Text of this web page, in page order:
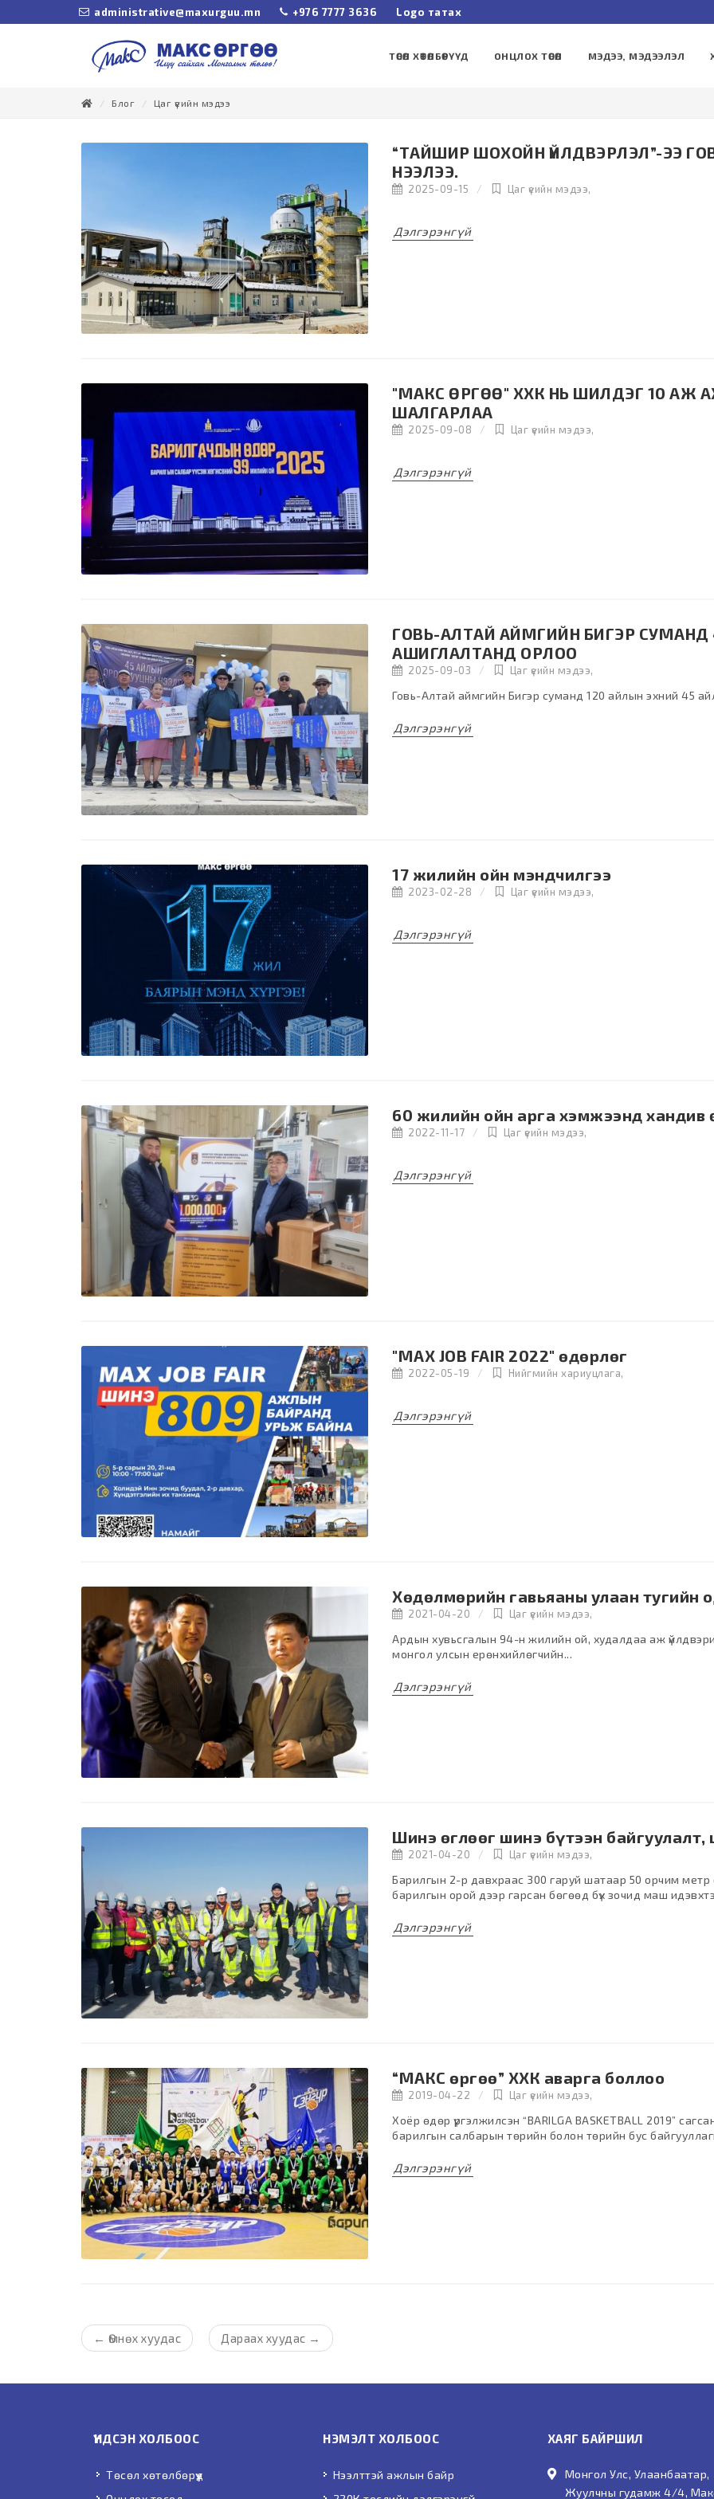
administrative@maxurguu.mn +976 7777 3636
Logo татах
ТӨСӨЛ ХӨТӨЛБӨРҮҮД ОНЦЛОХ ТӨСӨЛ МЭДЭЭ, МЭДЭЭЛЭЛ
Блог Цаг үеийн мэдээ
“ТАЙШИР ШОХОЙН ҮЙЛДВЭРЛЭЛ”-ЭЭ
НЭЭЛЭЭ.
2025-09-15 Цаг үеийн мэдээ,
Дэлгэрэнгүй
"МАКС ӨРГӨӨ" ХХК НЬ ШИЛДЭГ 10 АЖ
ШАЛГАРЛАА
2025-09-08 Цаг үеийн мэдээ,
Дэлгэрэнгүй
ГОВЬ-АЛТАЙ АЙМГИЙН БИГЭР СУМАНД
АШИГЛАЛТАНД ОРЛОО
2025-09-03 Цаг үеийн мэдээ,
Говь-Алтай аймгийн Бигэр суманд 120 айлын эхний 45
Дэлгэрэнгүй
17 жилийн ойн мэндчилгээ
2023-02-28 Цаг үеийн мэдээ,
Дэлгэрэнгүй
60 жилийн ойн арга хэмжээнд хандив
2022-11-17 Цаг үеийн мэдээ,
Дэлгэрэнгүй
"MAX JOB FAIR 2022" өдөрлөг
2022-05-19 Нийгмийн хариуцлага,
Дэлгэрэнгүй
Хөдөлмөрийн гавьяаны улаан тугийн
2021-04-20 Цаг үеийн мэдээ,
Ардын хувьсгалын 94-н жилийн ой, худалдаа аж
монгол улсын ерөнхийлөгчийн...
Дэлгэрэнгүй
Шинэ өглөөг шинэ бүтээн байгуулалт,
2021-04-20 Цаг үеийн мэдээ,
Барилгын 2-р давхраас 300 гаруй шатаар 50 орчим
барилгын орой дээр гарсан бөгөөд бүх зочид маш
Дэлгэрэнгүй
“МАКС өргөө” ХХК аварга боллоо
2019-04-22 Цаг үеийн мэдээ,
Хоёр өдөр үргэлжилсэн “BARILGA BASKETBALL 2019”
барилгын салбарын төрийн болон төрийн бус
Дэлгэрэнгүй
← Өмнөх хуудас Дараах хуудас →
ҮНДСЭН ХОЛБООС
Төсөл хөтөлбөрүүд
НЭМЭЛТ ХОЛБООС
Нээлттэй ажлын байр
ХАЯГ БАЙРШИЛ
Монгол Улс, Улаанбаатар,
Жуулчны гудамж 4/4,